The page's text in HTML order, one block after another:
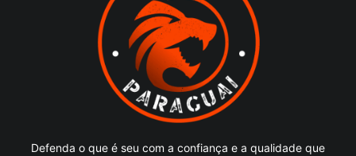
Defenda o que é seu com a confiança e a qualidade que